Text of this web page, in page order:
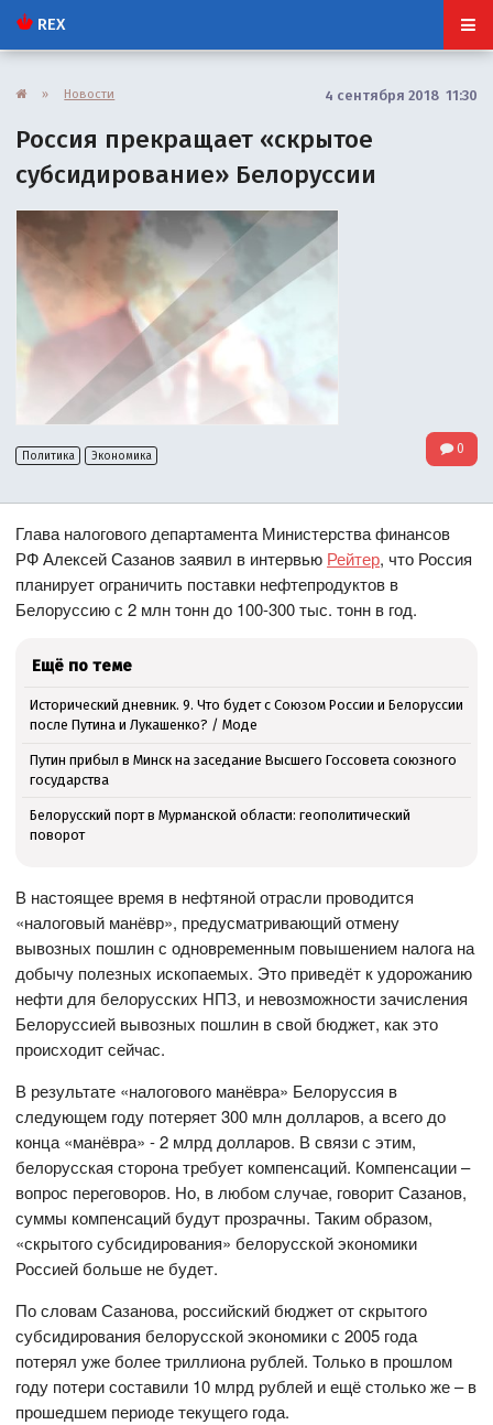
REX
» Новости 4 сентября 2018 11:30
Россия прекращает «скрытое
субсидирование» Белоруссии
Политика Экономика 0
Глава налогового департамента Министерства финансов
РФ Алексей Сазанов заявил в интервью Рейтер, что Россия
планирует ограничить поставки нефтепродуктов в
Белоруссию с 2 млн тонн до 100-300 тыс. тонн в год.
Ещё по теме
Исторический дневник. 9. Что будет с Союзом России и Белоруссии
после Путина и Лукашенко? / Моде
Путин прибыл в Минск на заседание Высшего Госсовета союзного
государства
Белорусский порт в Мурманской области: геополитический
поворот
В настоящее время в нефтяной отрасли проводится
«налоговый манёвр», предусматривающий отмену
вывозных пошлин с одновременным повышением налога на
добычу полезных ископаемых. Это приведёт к удорожанию
нефти для белорусских НПЗ, и невозможности зачисления
Белоруссией вывозных пошлин в свой бюджет, как это
происходит сейчас.
В результате «налогового манёвра» Белоруссия в
следующем году потеряет 300 млн долларов, а всего до
конца «манёвра» - 2 млрд долларов. В связи с этим,
белорусская сторона требует компенсаций. Компенсации –
вопрос переговоров. Но, в любом случае, говорит Сазанов,
суммы компенсаций будут прозрачны. Таким образом,
«скрытого субсидирования» белорусской экономики
Россией больше не будет.
По словам Сазанова, российский бюджет от скрытого
субсидирования белорусской экономики с 2005 года
потерял уже более триллиона рублей. Только в прошлом
году потери составили 10 млрд рублей и ещё столько же – в
прошедшем периоде текущего года.